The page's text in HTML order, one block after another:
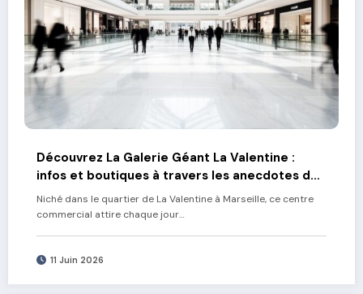
Découvrez La Galerie Géant La Valentine :
infos et boutiques à travers les anecdotes des
clients fidèles
Niché dans le quartier de La Valentine à Marseille, ce centre
commercial attire chaque jour…
11 Juin 2026